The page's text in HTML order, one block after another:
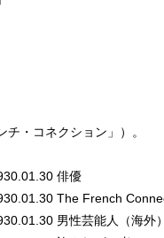
チ・コネクション」）。
俳優
The French
男性芸能人（海外